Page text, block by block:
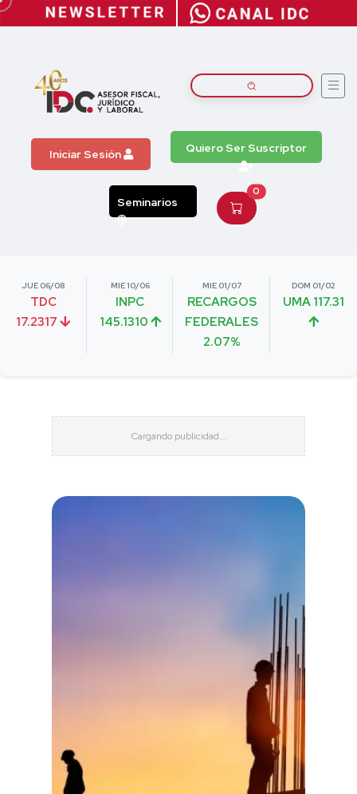
Iniciar Sesión Quiero Ser Suscriptor
Seminarios
0
JUE 06/08
TDC
17.2317
MIE 10/06
INPC
145.1310
MIE 01/07
RECARGOS
FEDERALES
2.07%
DOM 01/02
UMA 117.31